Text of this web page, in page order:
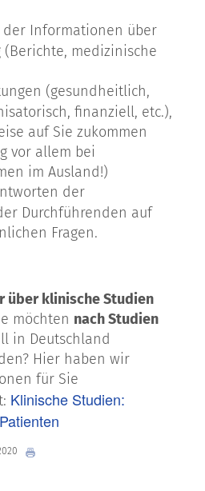
Informationen über
(Berichte, medizinische
(gesundheitlich,
finanziell, etc.),
auf Sie zukommen
vor allem bei
im Ausland!)
der
Durchführenden auf
Fragen.
über klinische Studien
möchten nach Studien
in Deutschland
Hier haben wir
für Sie
Klinische Studien: